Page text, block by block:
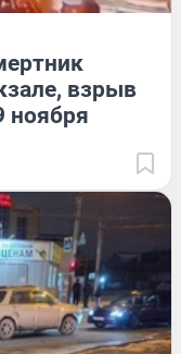
взрыв
ноября